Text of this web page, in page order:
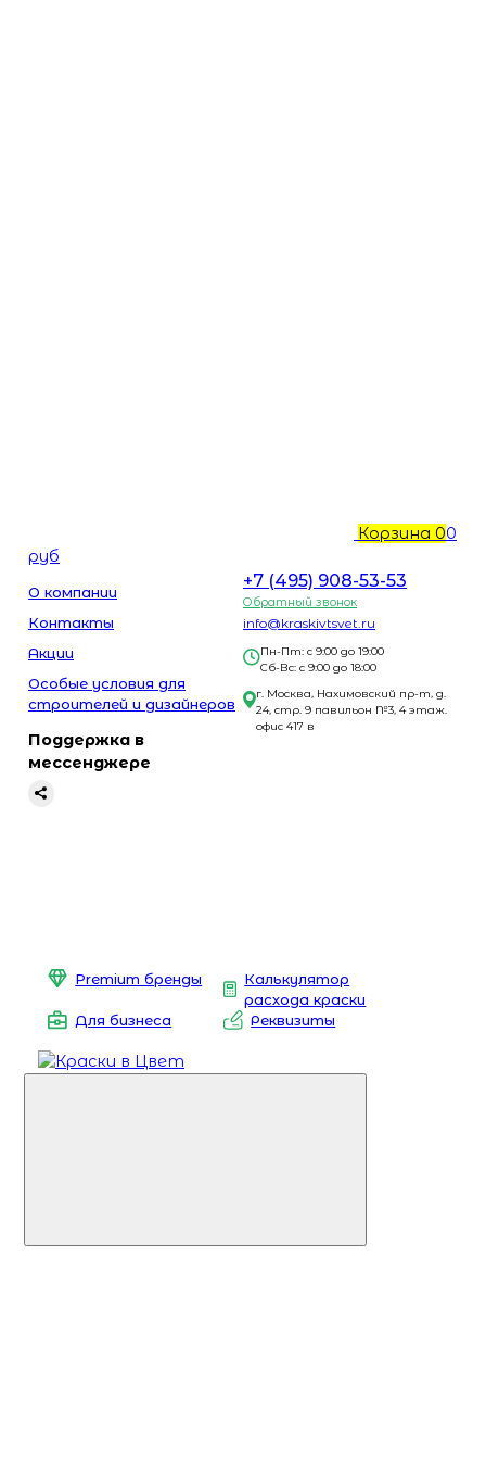
Корзина 00
руб
О компании
Контакты
Акции
Особые условия для
строителей и дизайнеров
Поддержка в
мессенджере
+7 (495) 908-53-53
Обратный звонок
info@kraskivtsvet.ru
Пн-Пт: с 9:00 до 19:00
Сб-Вс: с 9:00 до 18:00
г. Москва, Нахимовский пр-т, д.
24, стр. 9 павильон №3, 4 этаж.
офис 417 в
Premium бренды
Калькулятор
расхода краски
Для бизнеса
Реквизиты